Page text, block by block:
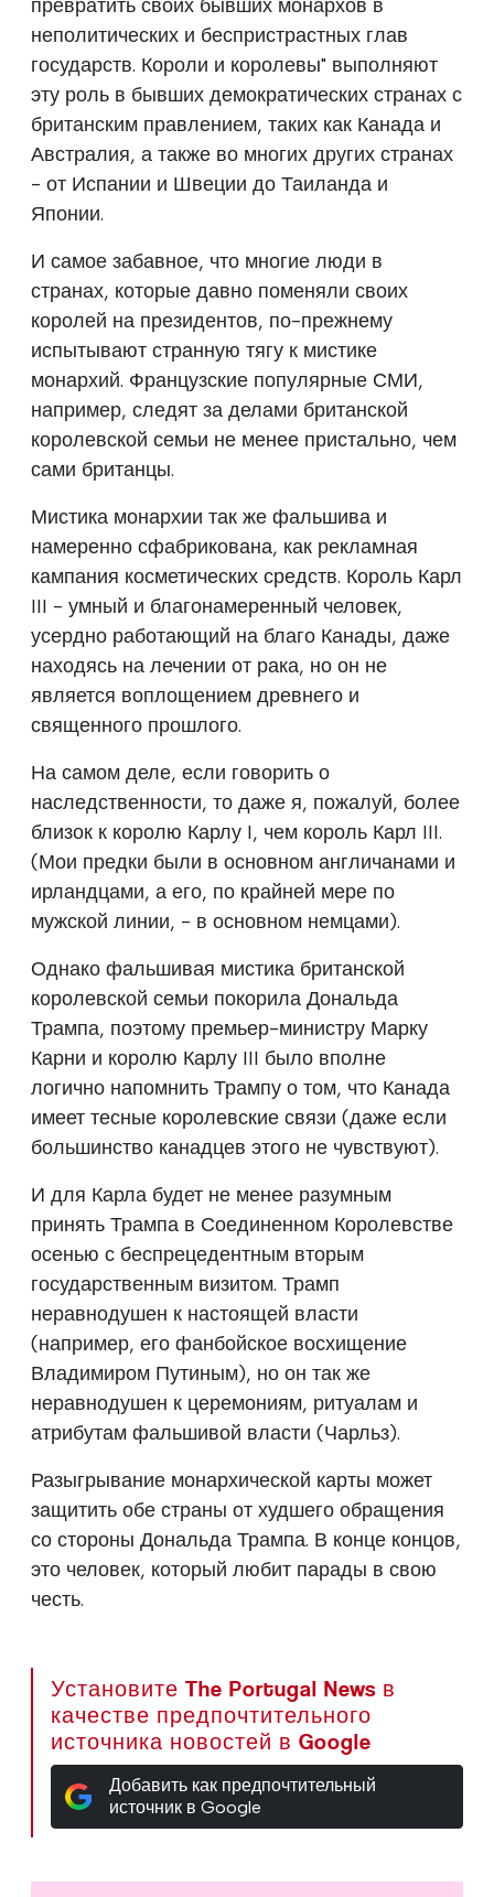
превратить своих бывших монархов в
неполитических и беспристрастных глав
государств. Короли и королевы" выполняют
эту роль в бывших демократических странах с
британским правлением, таких как Канада и
Австралия, а также во многих других странах
- от Испании и Швеции до Таиланда и
Японии.
И самое забавное, что многие люди в
странах, которые давно поменяли своих
королей на президентов, по-прежнему
испытывают странную тягу к мистике
монархий. Французские популярные СМИ,
например, следят за делами британской
королевской семьи не менее пристально, чем
сами британцы.
Мистика монархии так же фальшива и
намеренно сфабрикована, как рекламная
кампания косметических средств. Король Карл
III - умный и благонамеренный человек,
усердно работающий на благо Канады, даже
находясь на лечении от рака, но он не
является воплощением древнего и
священного прошлого.
На самом деле, если говорить о
наследственности, то даже я, пожалуй, более
близок к королю Карлу I, чем король Карл III.
(Мои предки были в основном англичанами и
ирландцами, а его, по крайней мере по
мужской линии, - в основном немцами).
Однако фальшивая мистика британской
королевской семьи покорила Дональда
Трампа, поэтому премьер-министру Марку
Карни и королю Карлу III было вполне
логично напомнить Трампу о том, что Канада
имеет тесные королевские связи (даже если
большинство канадцев этого не чувствуют).
И для Карла будет не менее разумным
принять Трампа в Соединенном Королевстве
осенью с беспрецедентным вторым
государственным визитом. Трамп
неравнодушен к настоящей власти
(например, его фанбойское восхищение
Владимиром Путиным), но он так же
неравнодушен к церемониям, ритуалам и
атрибутам фальшивой власти (Чарльз).
Разыгрывание монархической карты может
защитить обе страны от худшего обращения
со стороны Дональда Трампа. В конце концов,
это человек, который любит парады в свою
честь.
Установите The Portugal News в
качестве предпочтительного
источника новостей в Google
Добавить как предпочтительный
источник в Google